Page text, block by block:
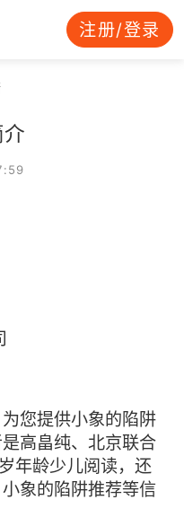
注册/登录
介
您提供小象的陷阱
高畠纯、北京联合
年龄少儿阅读，还
象的陷阱推荐等信